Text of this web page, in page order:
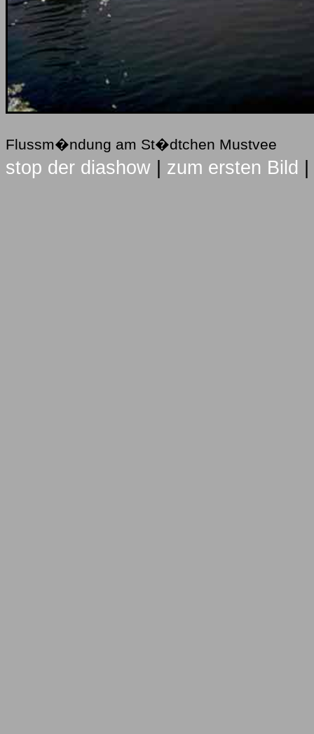
Flussm�ndung am St�dtchen Mustvee
stop der diashow zum ersten Bild